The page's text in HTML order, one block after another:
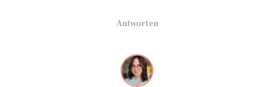
Antworten